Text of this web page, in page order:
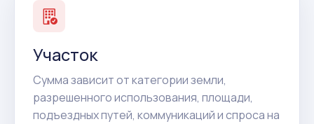
Участок
Сумма зависит от категории земли,
разрешенного использования, площади,
подъездных путей, коммуникаций и спроса на